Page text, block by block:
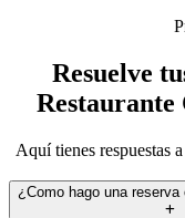
Resuelve
Aquí tienes respuestas
¿Como hago una